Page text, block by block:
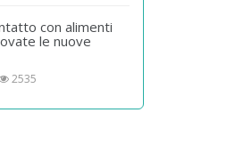
con alimenti
le nuove
2535